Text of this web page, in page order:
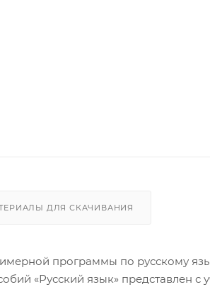
ДЛЯ СКАЧИВАНИЯ
программы по русскому
«Русский язык» представлен с